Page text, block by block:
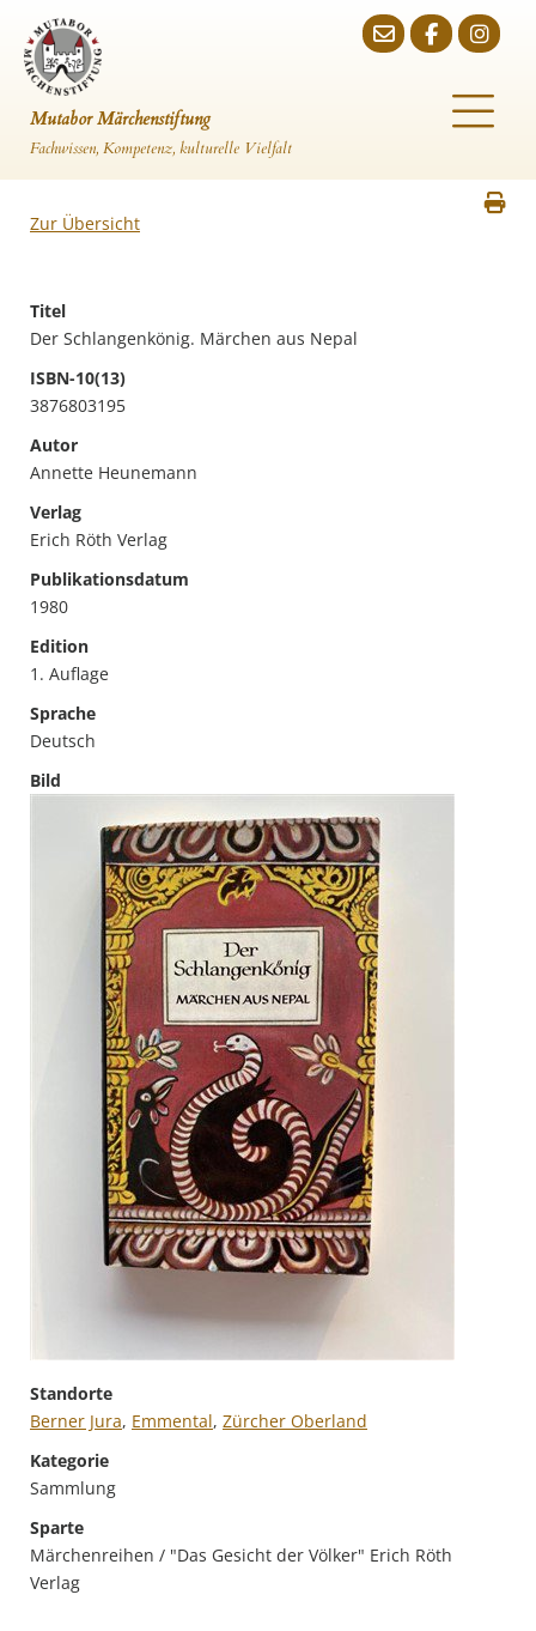
Mutabor Märchenstiftung
Fachwissen, Kompetenz, kulturelle Vielfalt
Zur Übersicht
Titel
Der Schlangenkönig. Märchen aus Nepal
ISBN-10(13)
3876803195
Autor
Annette Heunemann
Verlag
Erich Röth Verlag
Publikationsdatum
1980
Edition
1. Auflage
Sprache
Deutsch
Bild
Standorte
Berner Jura, Emmental, Zürcher Oberland
Kategorie
Sammlung
Sparte
Märchenreihen / "Das Gesicht der Völker" Erich Röth
Verlag